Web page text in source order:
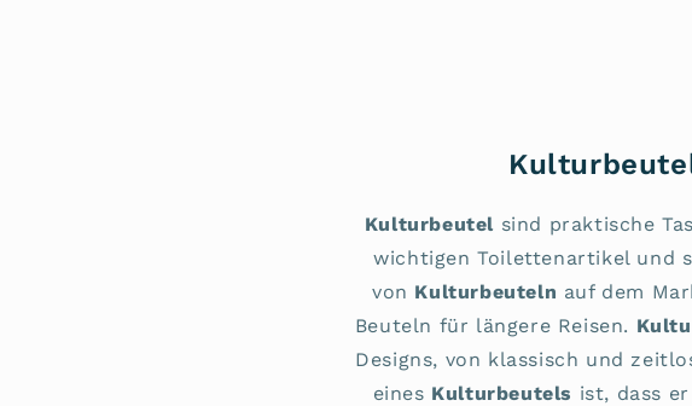
Kulturbeutel sind praktische
wichtigen Toilettenartikel und
von Kulturbeuteln auf dem
Beuteln für längere Reisen.
Designs, von klassisch und
eines Kulturbeutels ist, dass